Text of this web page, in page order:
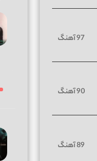
97 آهنگ
90 آهنگ
89 آهنگ